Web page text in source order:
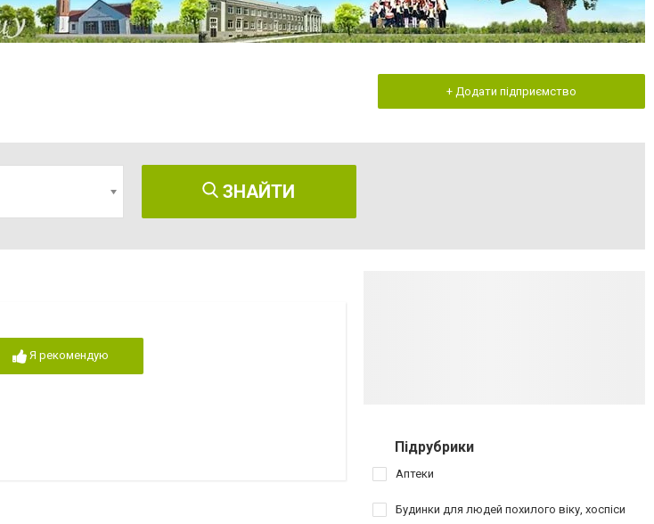
+ Додати підприємство
ЗНАЙТИ
Я рекомендую
Підрубрики
Аптеки
Будинки для людей похилого віку, хоспіси